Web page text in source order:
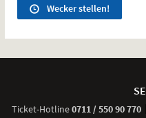
Wecker stellen!
Ticket-Hotline0711 / 550 90 770